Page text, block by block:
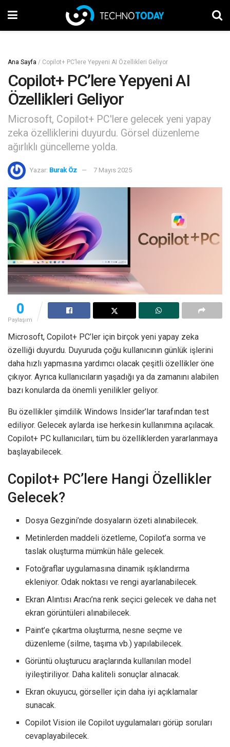
Ana Sayfa / Copilot+ PC’lere Yepyeni AI Özellikleri Geliyor
Copilot+ PC’lere Yepyeni AI
Özellikleri Geliyor
Microsoft, Copilot+ PC'lere gelecek yeni yapay
zeka özelliklerini duyurdu. Görsel düzenleme
ağırlıklı güncelleme yolda.
Yazar: Burak Öz 7 Mayıs 2025
0
Paylaşım
Microsoft, Copilot+ PC’ler için birçok yeni yapay zeka
özelliği duyurdu. Duyuruda çoğu kullanıcının günlük işlerini
daha hızlı yapmasına yardımcı olacak çeşitli özellikler öne
çıkıyor. Ayrıca kullanıcıların yaşadığı ya da zamanını alabilen
bazı konularda da önemli yenilikler geliyor.
Bu özellikler şimdilik Windows Insider’lar tarafından test
ediliyor. Gelecek aylarda ise herkesin kullanımına açılacak.
Copilot+ PC kullanıcıları, tüm bu özelliklerden yararlanmaya
başlayabilecek.
Copilot+ PC’lere Hangi Özellikler
Gelecek?
Dosya Gezgini’nde dosyaların özeti alınabilecek.
Metinlerden maddeli özetleme, Copilot’a sorma ve
taslak oluşturma mümkün hâle gelecek.
Fotoğraflar uygulamasına dinamik ışıklandırma
ekleniyor. Odak noktası ve rengi ayarlanabilecek.
Ekran Alıntısı Aracı’na renk seçici gelecek ve daha net
ekran görüntüleri alınabilecek.
Paint’e çıkartma oluşturma, nesne seçme ve
düzenleme (silme, taşıma vb.) yapılabilecek.
Görüntü oluşturucu araçlarında kullanılan model
iyileştiriliyor. Daha kaliteli sonuçlar alınacak.
Ekran okuyucu, görseller için daha iyi açıklamalar
sunacak.
Copilot Vision ile Copilot uygulamaları görüp soruları
cevaplayabilecek.